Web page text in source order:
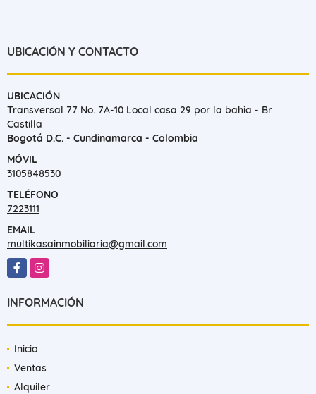
UBICACIÓN Y CONTACTO
UBICACIÓN
Transversal 77 No. 7A-10 Local casa 29 por la bahia - Br.
Castilla
Bogotá D.C. - Cundinamarca - Colombia
MÓVIL
3105848530
TELÉFONO
7223111
EMAIL
multikasainmobiliaria@gmail.com
FacebookInstagram
INFORMACIÓN
Inicio
Ventas
Alquiler